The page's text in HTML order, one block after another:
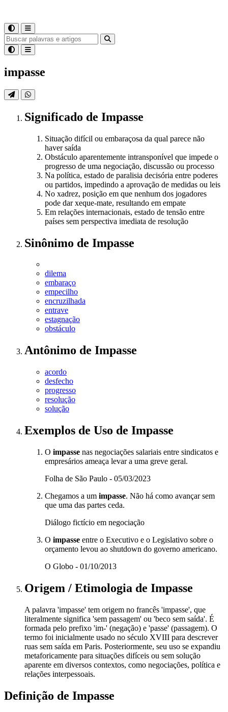
impasse
Significado de Impasse
Situação difícil ou embaraçosa da qual parece não
haver saída
Obstáculo aparentemente intransponível que impede o
progresso de uma negociação, discussão ou processo
Na política, estado de paralisia decisória entre poderes
ou partidos, impedindo a aprovação de medidas ou leis
No xadrez, posição em que nenhum dos jogadores
pode dar xeque-mate, resultando em empate
Em relações internacionais, estado de tensão entre
países sem perspectiva imediata de resolução
Sinônimo de Impasse
dilema
embaraço
empecilho
encruzilhada
entrave
estagnação
obstáculo
Antônimo de Impasse
acordo
desfecho
progresso
resolução
solução
Exemplos de Uso de Impasse
O impasse nas negociações salariais entre sindicatos e
empresários ameaça levar a uma greve geral.
Folha de São Paulo - 05/03/2023
Chegamos a um impasse. Não há como avançar sem
que uma das partes ceda.
Diálogo fictício em negociação
O impasse entre o Executivo e o Legislativo sobre o
orçamento levou ao shutdown do governo americano.
O Globo - 01/10/2013
Origem / Etimologia de Impasse
A palavra 'impasse' tem origem no francês 'impasse', que
literalmente significa 'sem passagem' ou 'beco sem saída'. É
formada pelo prefixo 'im-' (negação) e 'passe' (passagem). O
termo foi inicialmente usado no século XVIII para descrever
ruas sem saída em Paris. Posteriormente, seu uso se expandiu
metaforicamente para situações difíceis ou sem solução
aparente em diversos contextos, como negociações, política e
relações interpessoais.
Definição de Impasse